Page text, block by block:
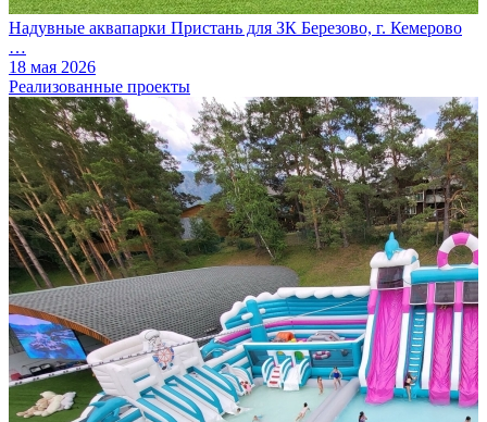
Надувные аквапарки Пристань для ЗК Березово, г. Кемерово
…
18 мая 2026
Реализованные проекты